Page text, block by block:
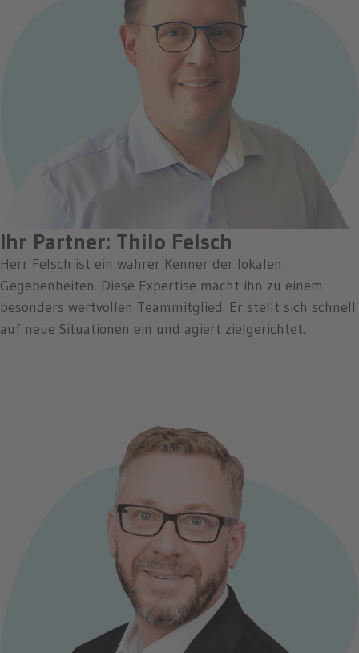
Ihr Partner: Thilo Felsch
Herr Felsch ist ein wahrer Kenner der lokalen
Gegebenheiten. Diese Expertise macht ihn zu einem
besonders wertvollen Teammitglied. Er stellt sich schnell
auf neue Situationen ein und agiert zielgerichtet.